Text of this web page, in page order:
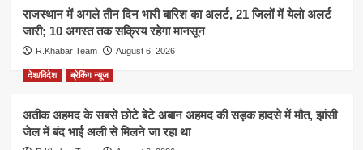
राजस्थान में अगले तीन दिन भारी बारिश का अलर्ट, 21 जिलों में येलो अलर्ट
जारी; 10 अगस्त तक सक्रिय रहेगा मानसून
R.Khabar Team August 6, 2026
देश/विदेश ब्रेकिंग न्यूज
अतीक अहमद के सबसे छोटे बेटे अबान अहमद की सड़क हादसे में मौत, झांसी
जेल में बंद भाई अली से मिलने जा रहा था